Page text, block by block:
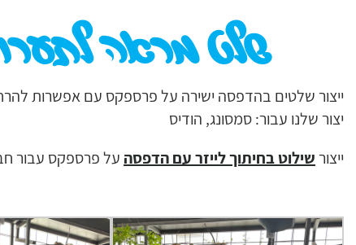
שלט מראה
ייצור שלטים בהדפסה ישירה על פרספקס עם אפשרות
יצור שלנו עבור: סמסונג, הודיס
ייצורשילוט בחיתוך לייזר עם הדפסה על פרספקס עבור